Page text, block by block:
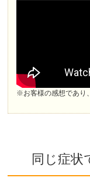
※お客様の感想であり
同じ症状